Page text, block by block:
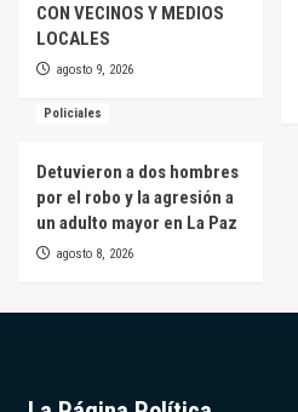
CON VECINOS Y MEDIOS
LOCALES
agosto 9, 2026
Policiales
Detuvieron a dos hombres
por el robo y la agresión a
un adulto mayor en La Paz
agosto 8, 2026